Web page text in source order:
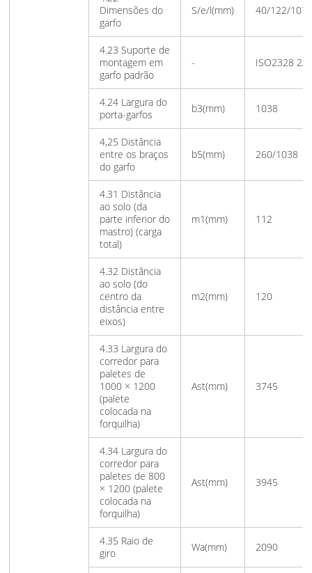
Dimensões do
garfo
S/e/l(mm) 40/122/
4.23 Suporte de
montagem em
garfo padrão
- ISO2328 2A
4.24 Largura do
porta-garfos
b3(mm) 1038
4,25 Distância
entre os braços
do garfo
b5(mm) 260/1038
4.31 Distância
ao solo (da
parte inferior do
mastro) (carga
total)
m1(mm) 112
4.32 Distância
ao solo (do
centro da
distância entre
eixos)
m2(mm) 120
4.33 Largura do
corredor para
paletes de
1000 × 1200
(palete
colocada na
forquilha)
Ast(mm) 3745
4.34 Largura do
corredor para
paletes de 800
× 1200 (palete
colocada na
forquilha)
Ast(mm) 3945
4.35 Raio de
giro
Wa(mm) 2090